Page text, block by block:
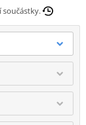
součástky.